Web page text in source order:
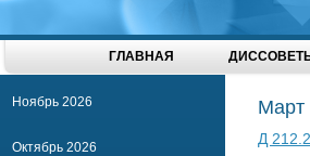
ГЛАВНАЯ
Ноябрь 2026
Октябрь 2026
Март
Д